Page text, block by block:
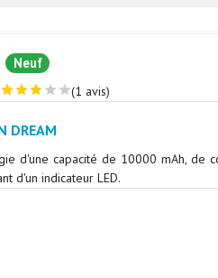
Neuf
(1 avis)
DREAM
d'une capacité de 10000 mAh, de
d'un indicateur LED.